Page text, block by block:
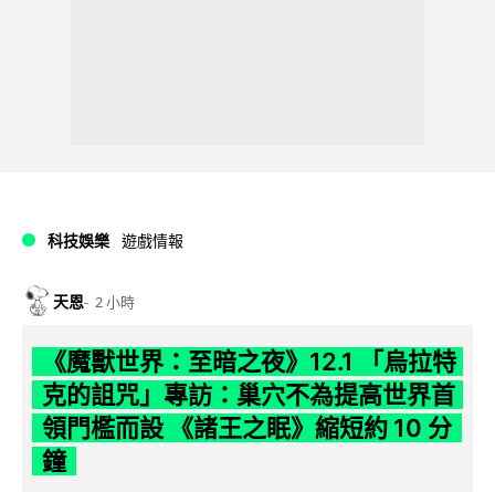
科技娛樂 遊戲情報
天恩 2 小時
《魔獸世界：至暗之夜》12.1 「烏拉特
克的詛咒」專訪：巢穴不為提高世界首
領門檻而設 《諸王之眠》縮短約 10 分
鐘